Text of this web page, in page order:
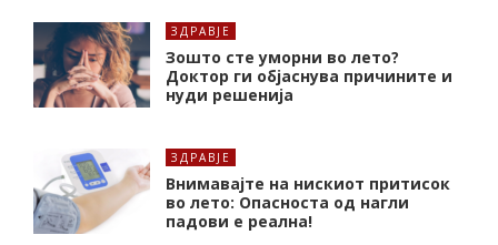
ЗДРАВЈЕ
Зошто сте уморни во лето?
Доктор ги објаснува причините и
нуди решенија
ЗДРАВЈЕ
Внимавајте на нискиот притисок
во лето: Опасноста од нагли
падови е реална!